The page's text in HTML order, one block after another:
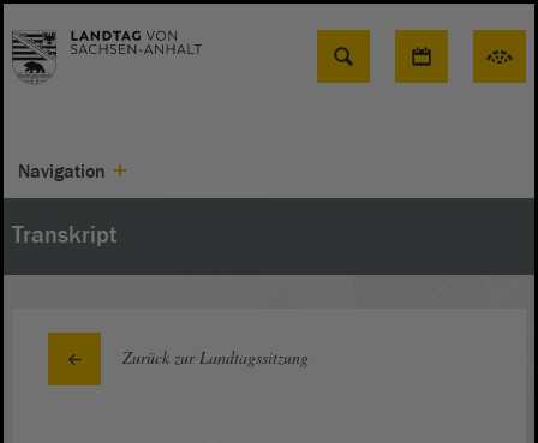
Suche
Navigation
Transkript
Zurück zur Landtagssitzung